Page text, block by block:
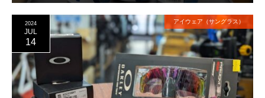
2024
JUL
14
アイウェア（サングラス）